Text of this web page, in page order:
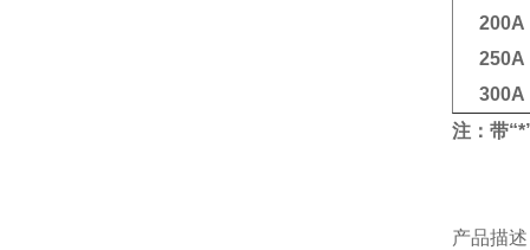
200A
250A
300A
注：带
产品描述